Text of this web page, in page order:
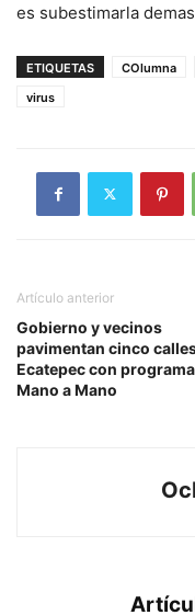
es subestimarla
ETIQUETAS COlumna
virus
Artículo anterior
Gobierno y vecinos
pavimentan cinco
Ecatepec con programa
Mano a Mano